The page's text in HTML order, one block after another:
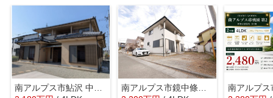
南アルプス市鮎沢 中古戸建 建物一新工事済 敷地広々104坪
南アルプス市鏡中條 平成15年築中古戸建 内装一新 車3台